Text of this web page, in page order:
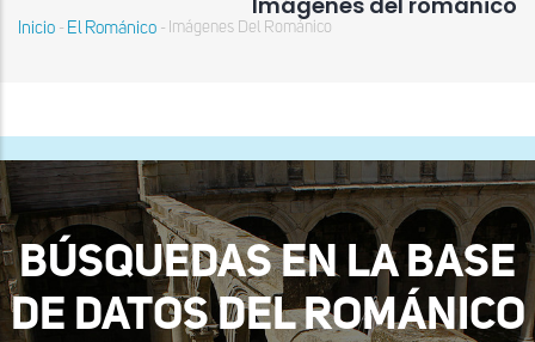
Sobrescribir
ayuda
a
la
navegación
Inicio - El Románico - Imágenes Del Románico
BÚSQUEDAS EN LA BASE
DE DATOS DEL ROMÁNICO